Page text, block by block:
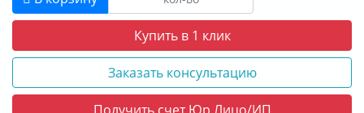
Купить в 1 клик
Заказать консультацию